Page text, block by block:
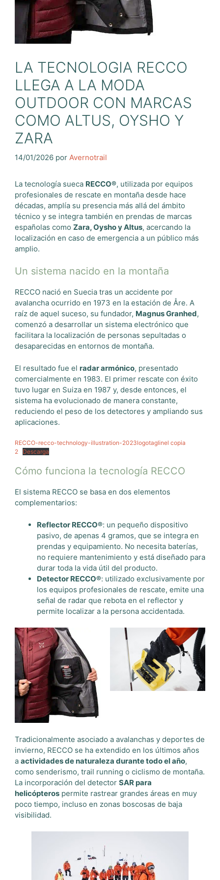
LA TECNOLOGIA RECCO
LLEGA A LA MODA
OUTDOOR CON MARCAS
COMO ALTUS, OYSHO Y
ZARA
14/01/2026 por Avernotrail
La tecnología sueca RECCO®, utilizada por equipos
profesionales de rescate en montaña desde hace
décadas, amplía su presencia más allá del ámbito
técnico y se integra también en prendas de marcas
españolas como Zara, Oysho y Altus, acercando la
localización en caso de emergencia a un público más
amplio.
Un sistema nacido en la montaña
RECCO nació en Suecia tras un accidente por
avalancha ocurrido en 1973 en la estación de Åre. A
raíz de aquel suceso, su fundador, Magnus Granhed,
comenzó a desarrollar un sistema electrónico que
facilitara la localización de personas sepultadas o
desaparecidas en entornos de montaña.
El resultado fue el radar armónico, presentado
comercialmente en 1983. El primer rescate con éxito
tuvo lugar en Suiza en 1987 y, desde entonces, el
sistema ha evolucionado de manera constante,
reduciendo el peso de los detectores y ampliando sus
aplicaciones.
RECCO-recco-technology-illustration-2023logotaglinel copia
2
Descarga
Cómo funciona la tecnología RECCO
El sistema RECCO se basa en dos elementos
complementarios:
Reflector RECCO®: un pequeño dispositivo
pasivo, de apenas 4 gramos, que se integra en
prendas y equipamiento. No necesita baterías,
no requiere mantenimiento y está diseñado para
durar toda la vida útil del producto.
Detector RECCO®: utilizado exclusivamente por
los equipos profesionales de rescate, emite una
señal de radar que rebota en el reflector y
permite localizar a la persona accidentada.
Tradicionalmente asociado a avalanchas y deportes de
invierno, RECCO se ha extendido en los últimos años
a actividades de naturaleza durante todo el año,
como senderismo, trail running o ciclismo de montaña.
La incorporación del detector SAR para
helicópteros permite rastrear grandes áreas en muy
poco tiempo, incluso en zonas boscosas de baja
visibilidad.